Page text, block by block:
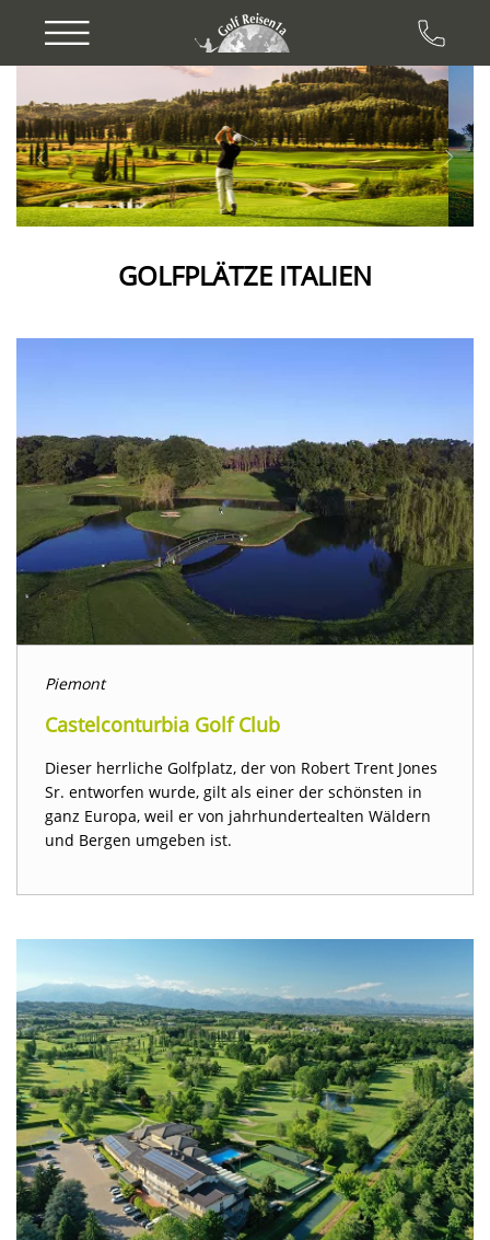
Next
GOLFPLÄTZE ITALIEN
Piemont
Castelconturbia Golf Club
Dieser herrliche Golfplatz, der von Robert Trent Jones
Sr. entworfen wurde, gilt als einer der schönsten in
ganz Europa, weil er von jahrhundertealten Wäldern
und Bergen umgeben ist.